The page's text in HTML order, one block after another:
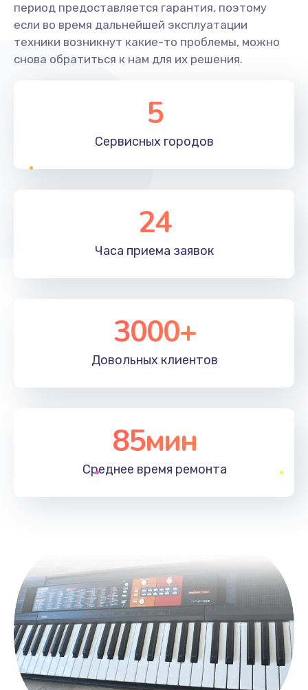
период предоставляется гарантия, поэтому
если во время дальнейшей эксплуатации
техники возникнут какие-то проблемы, можно
снова обратиться к нам для их решения.
5
Сервисных городов
24
Часа приема заявок
3000+
Довольных клиентов
85мин
Среднее время ремонта